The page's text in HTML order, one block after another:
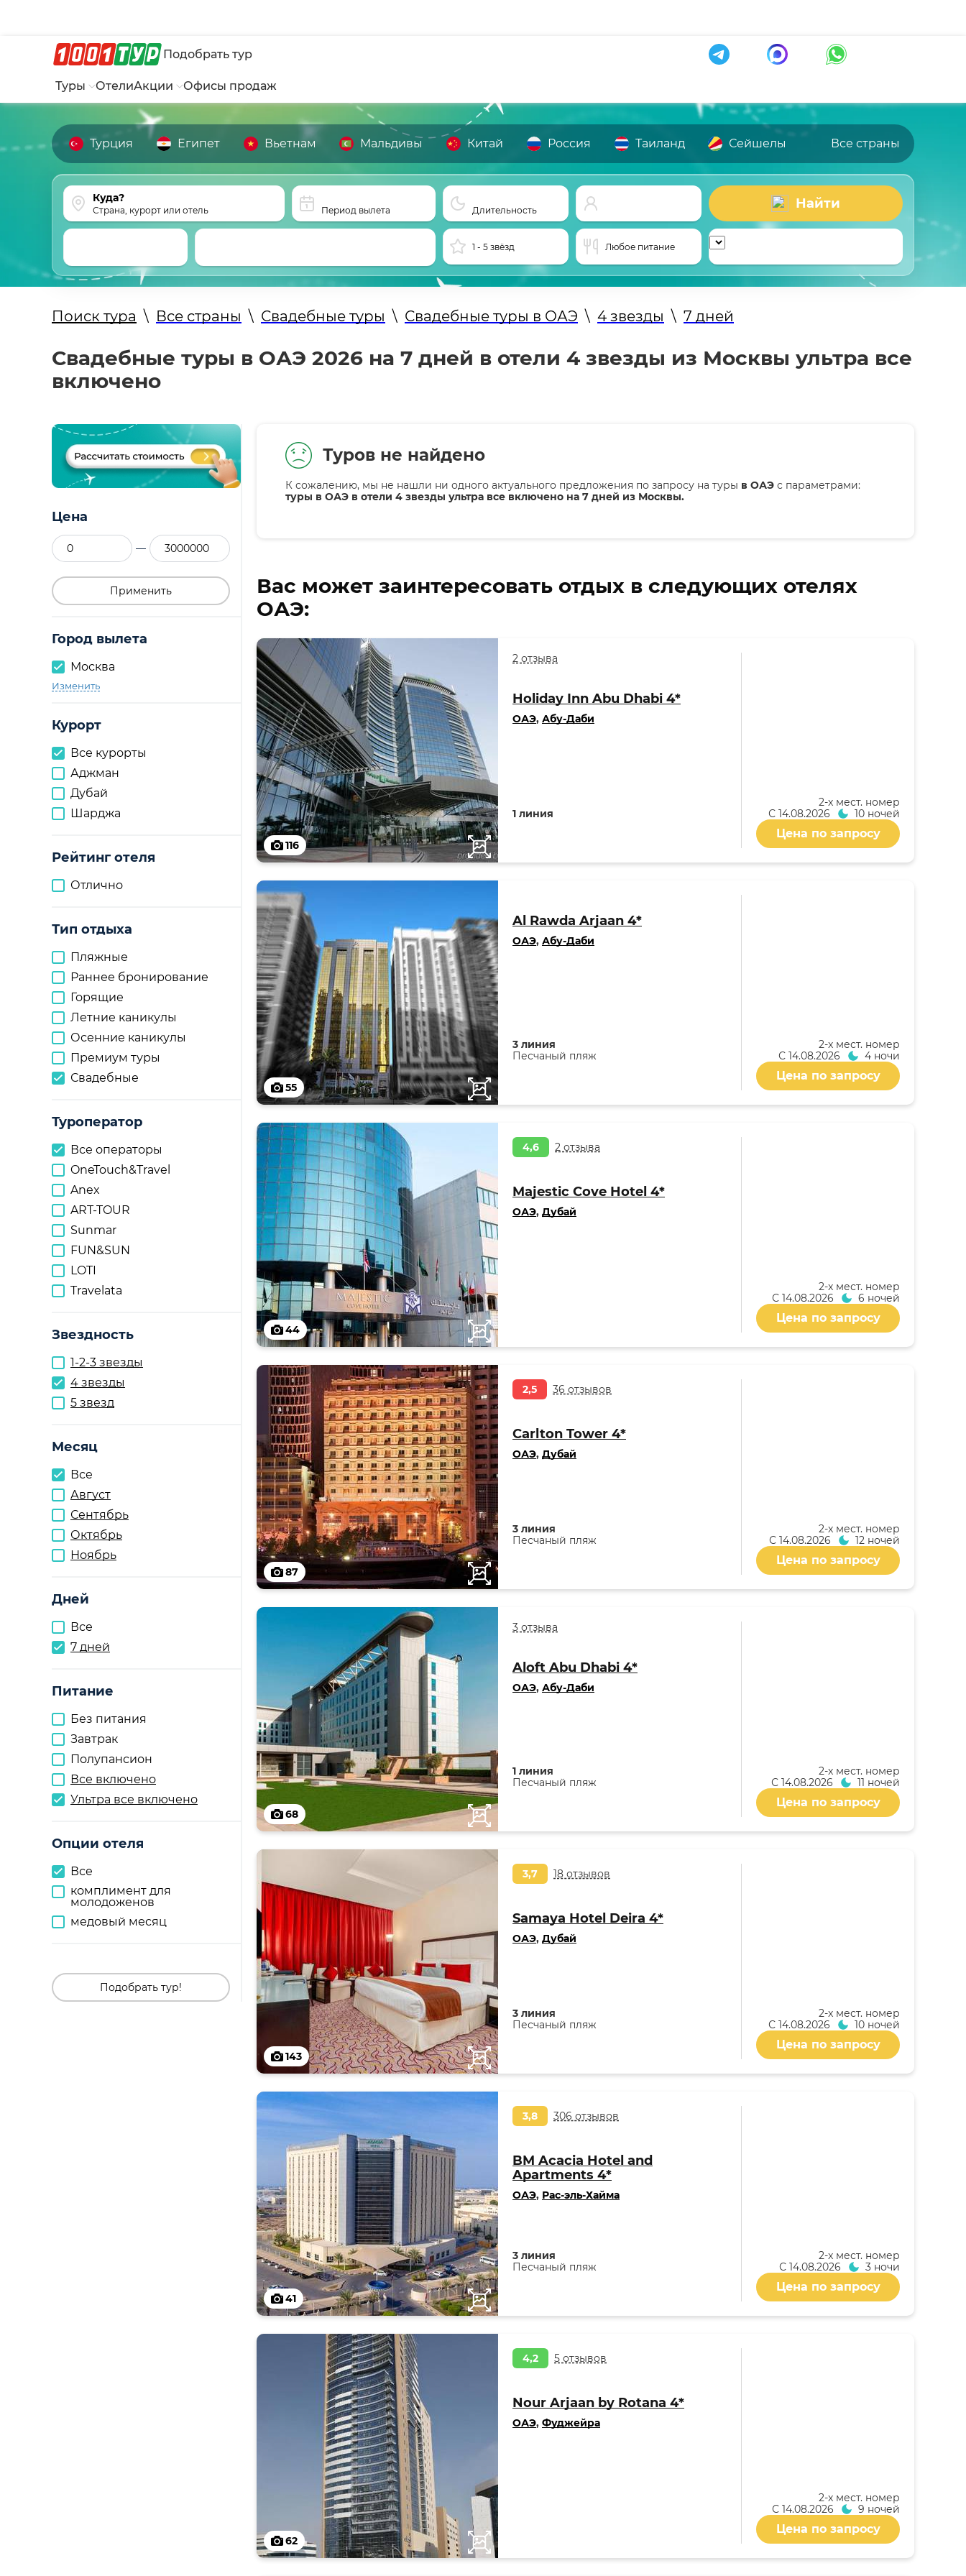
Подобрать тур
Туры ОтелиАкции Офисы продаж
Турция Египет Вьетнам Мальдивы Китай Россия Таиланд Сейшелы Все страны
Страна, курорт или отель Период вылета Длительность Найти
1 - 5 звёзд Любое питание
Поиск тура \ Все страны \ Свадебные туры \ Свадебные туры в ОАЭ \ 4 звезды \ 7 дней
Свадебные туры в ОАЭ 2026 на 7 дней в отели 4 звезды из Москвы ультра все
включено
Цена
—
Применить
Город вылета
Москва
Изменить
Курорт
Все курорты
Аджман
Дубай
Шарджа
Рейтинг отеля
Отлично
Тип отдыха
Пляжные
Раннее бронирование
Горящие
Летние каникулы
Осенние каникулы
Премиум туры
Свадебные
Туроператор
Все операторы
OneTouch&Travel
Anex
ART-TOUR
Sunmar
FUN&SUN
LOTI
Travelata
Звездность
1-2-3 звезды
4 звезды
5 звезд
Месяц
Все
Август
Сентябрь
Октябрь
Ноябрь
Дней
Все
7 дней
Питание
Без питания
Завтрак
Полупансион
Все включено
Ультра все включено
Опции отеля
Все
комплимент для
молодоженов
медовый месяц
Подобрать тур!
Туров не найдено
К сожалению, мы не нашли ни одного актуального предложения по запросу на туры в ОАЭ с параметрами:
туры в ОАЭ в отели 4 звезды ультра все включено на 7 дней из Москвы.
Вас может заинтересовать отдых в следующих отелях
ОАЭ:
116
2 отзыва
Holiday Inn Abu Dhabi 4*
ОАЭ, Абу-Даби
1 линия
2-x мест. номер
С 14.08.2026 10 ночей
Цена по запросу
55
Al Rawda Arjaan 4*
ОАЭ, Абу-Даби
3 линия
Песчаный пляж
2-x мест. номер
С 14.08.2026 4 ночи
Цена по запросу
44
4,6 2 отзыва
Majestic Cove Hotel 4*
ОАЭ, Дубай
2-x мест. номер
С 14.08.2026 6 ночей
Цена по запросу
87
2,5 36 отзывов
Carlton Tower 4*
ОАЭ, Дубай
3 линия
Песчаный пляж
2-x мест. номер
С 14.08.2026 12 ночей
Цена по запросу
68
3 отзыва
Aloft Abu Dhabi 4*
ОАЭ, Абу-Даби
1 линия
Песчаный пляж
2-x мест. номер
С 14.08.2026 11 ночей
Цена по запросу
143
3,7 18 отзывов
Samaya Hotel Deira 4*
ОАЭ, Дубай
3 линия
Песчаный пляж
2-x мест. номер
С 14.08.2026 10 ночей
Цена по запросу
41
3,8 306 отзывов
BM Acacia Hotel and
Apartments 4*
ОАЭ, Рас-эль-Хайма
3 линия
Песчаный пляж
2-x мест. номер
С 14.08.2026 3 ночи
Цена по запросу
62
4,2 5 отзывов
Nour Arjaan by Rotana 4*
ОАЭ, Фуджейра
2-x мест. номер
С 14.08.2026 9 ночей
Цена по запросу